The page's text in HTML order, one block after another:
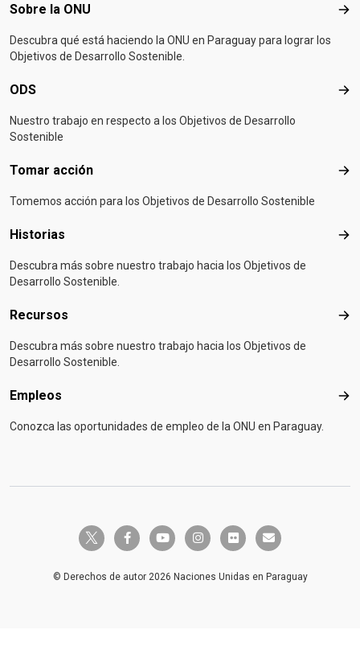
Footer menu
Sobre la ONU
Descubra qué está haciendo la ONU en Paraguay para lograr los
Objetivos de Desarrollo Sostenible.
ODS
Nuestro trabajo en respecto a los Objetivos de Desarrollo
Sostenible
Tomar acción
Tomemos acción para los Objetivos de Desarrollo Sostenible
Historias
Descubra más sobre nuestro trabajo hacia los Objetivos de
Desarrollo Sostenible.
Recursos
Descubra más sobre nuestro trabajo hacia los Objetivos de
Desarrollo Sostenible.
Empleos
Conozca las oportunidades de empleo de la ONU en Paraguay.
twitter-x facebook-fyoutube instagramflickr envelope
© Derechos de autor 2026 Naciones Unidas en Paraguay